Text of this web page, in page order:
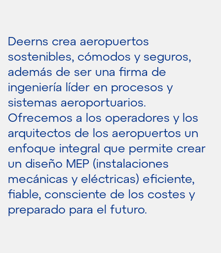
Deerns crea aeropuertos
sostenibles, cómodos y seguros,
además de ser una firma de
ingeniería líder en procesos y
sistemas aeroportuarios.
Ofrecemos a los operadores y los
arquitectos de los aeropuertos un
enfoque integral que permite crear
un diseño MEP (instalaciones
mecánicas y eléctricas) eficiente,
fiable, consciente de los costes y
preparado para el futuro.